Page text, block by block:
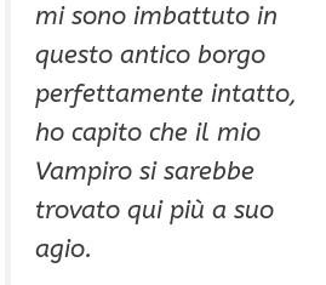
mi sono imbattuto in
questo antico borgo
perfettamente intatto,
ho capito che il mio
Vampiro si sarebbe
trovato qui più a suo
agio.